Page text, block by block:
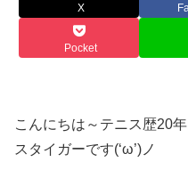
X
Pocket
こんにちは～テニス歴20
スタイガーです(‘ω’)ノ